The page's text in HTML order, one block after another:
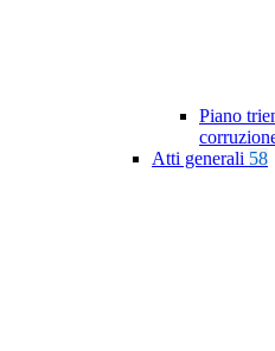
Piano
Atti generali 58